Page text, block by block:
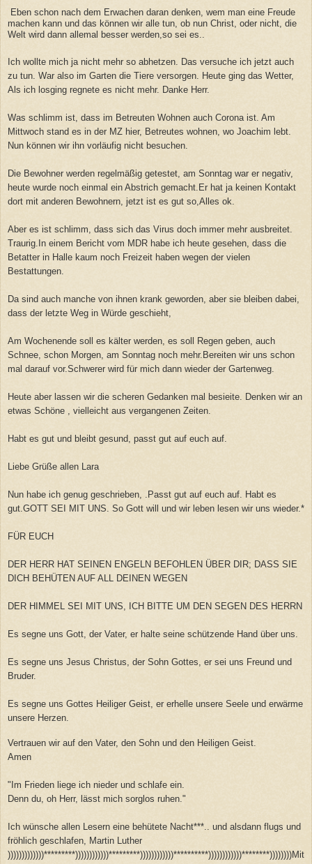
Eben schon nach dem Erwachen daran denken, wem man eine Freude
machen kann und das können wir alle tun, ob nun Christ, oder nicht, die
Welt wird dann allemal besser werden,so sei es..
Ich wollte mich ja nicht mehr so abhetzen. Das versuche ich jetzt auch
zu tun. War also im Garten die Tiere versorgen. Heute ging das Wetter,
Als ich losging regnete es nicht mehr. Danke Herr.
Was schlimm ist, dass im Betreuten Wohnen auch Corona ist. Am
Mittwoch stand es in der MZ hier, Betreutes wohnen, wo Joachim lebt.
Nun können wir ihn vorläufig nicht besuchen.
Die Bewohner werden regelmäßig getestet, am Sonntag war er negativ,
heute wurde noch einmal ein Abstrich gemacht.Er hat ja keinen Kontakt
dort mit anderen Bewohnern, jetzt ist es gut so,Alles ok.
Aber es ist schlimm, dass sich das Virus doch immer mehr ausbreitet.
Traurig.In einem Bericht vom MDR habe ich heute gesehen, dass die
Betatter in Halle kaum noch Freizeit haben wegen der vielen
Bestattungen.
Da sind auch manche von ihnen krank geworden, aber sie bleiben dabei,
dass der letzte Weg in Würde geschieht,
Am Wochenende soll es kälter werden, es soll Regen geben, auch
Schnee, schon Morgen, am Sonntag noch mehr.Bereiten wir uns schon
mal darauf vor.Schwerer wird für mich dann wieder der Gartenweg.
Heute aber lassen wir die scheren Gedanken mal besieite. Denken wir an
etwas Schöne , vielleicht aus vergangenen Zeiten.
Habt es gut und bleibt gesund, passt gut auf euch auf.
Liebe Grüße allen Lara
Nun habe ich genug geschrieben, .Passt gut auf euch auf. Habt es
gut.GOTT SEI MIT UNS. So Gott will und wir leben lesen wir uns wieder.*
FÜR EUCH
DER HERR HAT SEINEN ENGELN BEFOHLEN ÜBER DIR; DASS SIE
DICH BEHÜTEN AUF ALL DEINEN WEGEN
DER HIMMEL SEI MIT UNS, ICH BITTE UM DEN SEGEN DES HERRN
Es segne uns Gott, der Vater, er halte seine schützende Hand über uns.
Es segne uns Jesus Christus, der Sohn Gottes, er sei uns Freund und
Bruder.
Es segne uns Gottes Heiliger Geist, er erhelle unsere Seele und erwärme
unsere Herzen.
Vertrauen wir auf den Vater, den Sohn und den Heiligen Geist.
Amen
"Im Frieden liege ich nieder und schlafe ein.
Denn du, oh Herr, lässt mich sorglos ruhen."
Ich wünsche allen Lesern eine behütete Nacht***.. und alsdann flugs und
fröhlich geschlafen, Martin Luther
)))))))))))))*********))))))))))))*********))))))))))))**********))))))))))))********))))))))Mit